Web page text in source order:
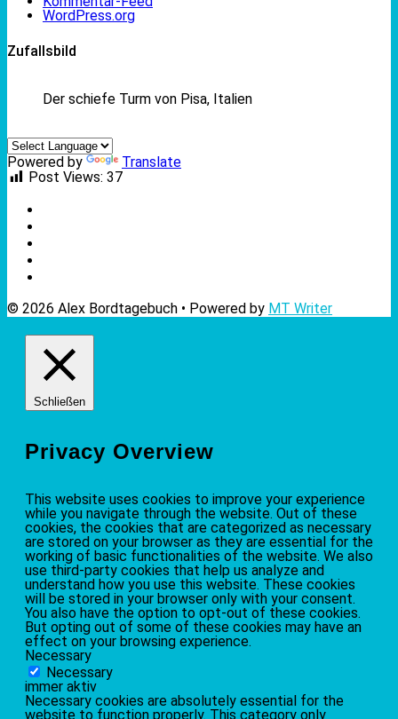
WordPress.org
Zufallsbild
Der schiefe Turm von Pisa, Italien
Powered by
Translate
Post Views: 37
© 2026 Alex Bordtagebuch • Powered by MT Writer
Schließen
Privacy Overview
This website uses cookies to improve your experience
while you navigate through the website. Out of these
cookies, the cookies that are categorized as necessary
are stored on your browser as they are essential for the
working of basic functionalities of the website. We also
use third-party cookies that help us analyze and
understand how you use this website. These cookies
will be stored in your browser only with your consent.
You also have the option to opt-out of these cookies.
But opting out of some of these cookies may have an
effect on your browsing experience.
Necessary
Necessary
immer aktiv
Necessary cookies are absolutely essential for the
website to function properly. This category only